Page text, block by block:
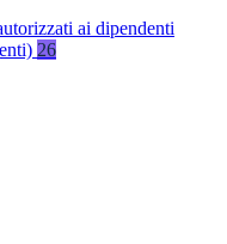
ai dipendenti
26